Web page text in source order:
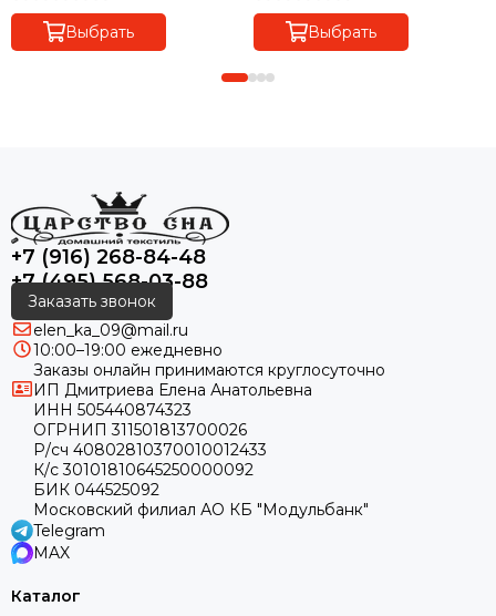
Выбрать Выбрать
+7 (916) 268-84-48
+7 (495) 568-03-88
Заказать звонок
elen_ka_09@mail.ru
10:00–19:00 ежедневно
Заказы онлайн принимаются круглосуточно
ИП Дмитриева Елена Анатольевна
ИНН 505440874323
ОГРНИП 311501813700026
Р/сч 40802810370010012433
К/с 30101810645250000092
БИК 044525092
Московский филиал АО КБ "Модульбанк"
Telegram
MAX
Каталог